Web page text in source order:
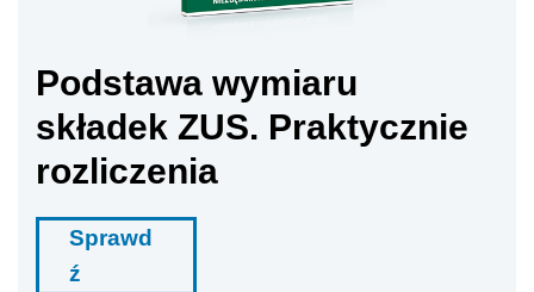
Podstawa wymiaru
składek ZUS. Praktycznie
rozliczenia
Sprawd
ź